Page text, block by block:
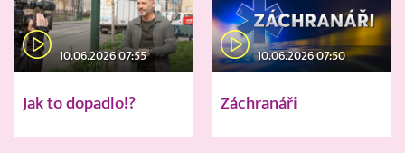
10.06.2026 07:55
Jak to dopadlo!?
10.06.2026 07:50
Záchranáři